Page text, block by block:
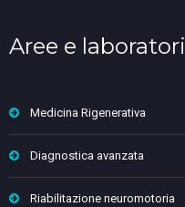
Aree e laboratori
Medicina Rigenerativa
Diagnostica avanzata
Riabilitazione neuromotoria